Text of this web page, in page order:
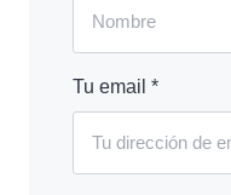
Tu email *